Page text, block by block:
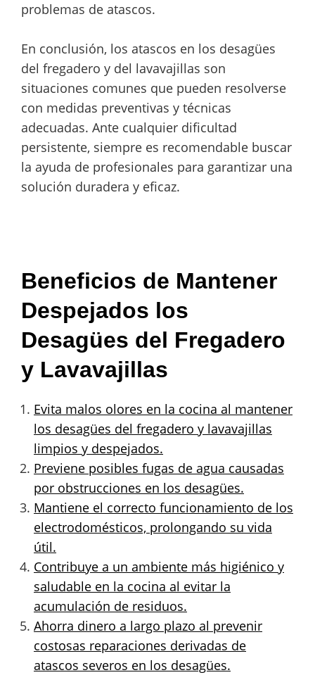
problemas de atascos.
En conclusión, los atascos en los desagües
del fregadero y del lavavajillas son
situaciones comunes que pueden resolverse
con medidas preventivas y técnicas
adecuadas. Ante cualquier dificultad
persistente, siempre es recomendable buscar
la ayuda de profesionales para garantizar una
solución duradera y eficaz.
Beneficios de Mantener
Despejados los
Desagües del Fregadero
y Lavavajillas
Evita malos olores en la cocina al mantener
los desagües del fregadero y lavavajillas
limpios y despejados.
Previene posibles fugas de agua causadas
por obstrucciones en los desagües.
Mantiene el correcto funcionamiento de los
electrodomésticos, prolongando su vida
útil.
Contribuye a un ambiente más higiénico y
saludable en la cocina al evitar la
acumulación de residuos.
Ahorra dinero a largo plazo al prevenir
costosas reparaciones derivadas de
atascos severos en los desagües.